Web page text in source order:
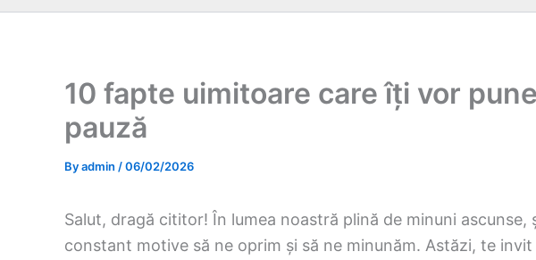
10 fapte uimitoare care îți vor
pauză
Byadmin /06/02/2026
Salut, dragă cititor! În lumea noastră plină de minuni
constant motive să ne oprim și să ne minunăm. Astăzi, te